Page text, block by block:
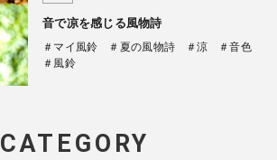
音で凉を感じる風物詩
＃マイ風鈴 ＃夏の風物詩 ＃涼
＃音色
＃風鈴
CATEGORY